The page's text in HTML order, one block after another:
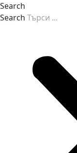
Search
Search